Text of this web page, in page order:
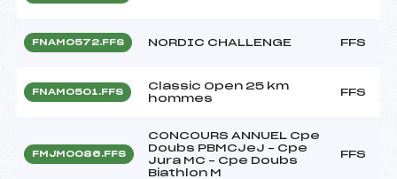
FNAM0572.FFS NORDIC CHALLENGE FFS
FNAM0501.FFS
Classic Open 25 km
hommes
FFS
FMJM0086.FFS
CONCOURS ANNUEL Cpe
Doubs PBMCJeJ – Cpe
Jura MC – Cpe Doubs
Biathlon M
FFS